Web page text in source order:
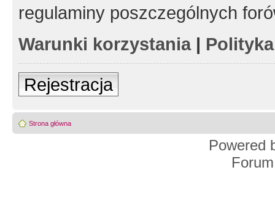
regulaminy poszczególnych
Warunki korzystania|
Rejestracja
Strona główna
Powered